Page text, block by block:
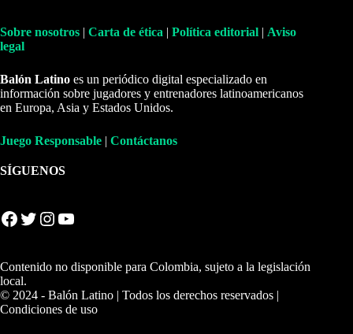
Sobre nosotros | Carta de ética | Política editorial | Aviso
legal
Balón Latino es un periódico digital especializado en
información sobre jugadores y entrenadores latinoamericanos
en Europa, Asia y Estados Unidos.
Juego Responsable | Contáctanos
SÍGUENOS
Facebook Twitter Instagram YouTube
Contenido no disponible para Colombia, sujeto a la legislación
local.
© 2024 - Balón Latino | Todos los derechos reservados |
Condiciones de uso